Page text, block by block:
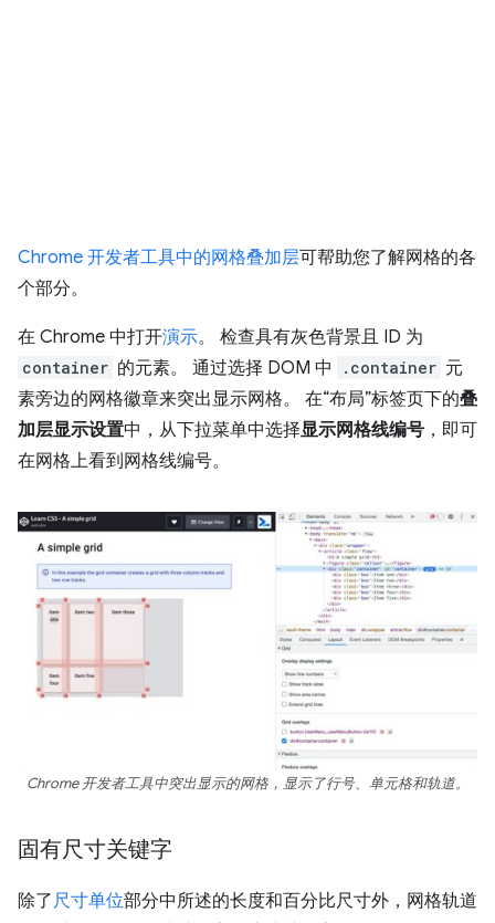
Chrome 开发者工具中的网格叠加层可帮助您了解网格的各
个部分。
在 Chrome 中打开演示。 检查具有灰色背景且 ID 为
container 的元素。 通过选择 DOM 中 .container 元
素旁边的网格徽章来突出显示网格。 在“布局”标签页下的叠
加层显示设置中，从下拉菜单中选择显示网格线编号 ，即可
在网格上看到网格线编号。
Chrome 开发者工具中突出显示的网格，显示了行号、单元格和轨道。
固有尺寸关键字
除了尺寸单位部分中所述的长度和百分比尺寸外，网格轨道